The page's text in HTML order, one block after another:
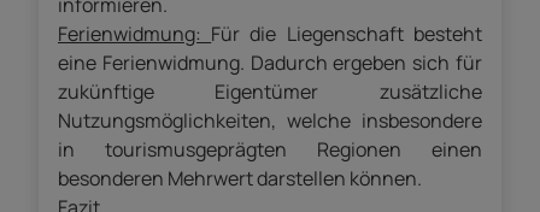
informieren.
Ferienwidmung: Für die Liegenschaft besteht
eine Ferienwidmung. Dadurch ergeben sich für
zukünftige Eigentümer zusätzliche
Nutzungsmöglichkeiten, welche insbesondere
in tourismusgeprägten Regionen einen
besonderen Mehrwert darstellen können.